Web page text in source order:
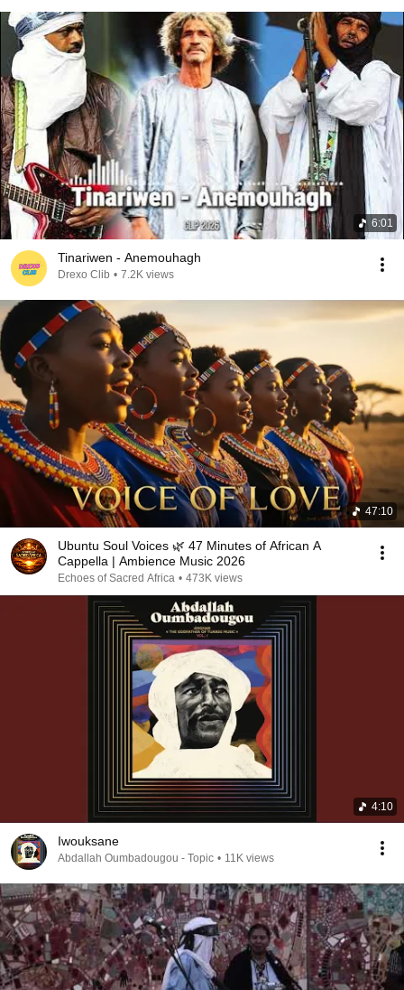
6:01
Tinariwen - Anemouhagh
Drexo Clib • 7.2K views
47:10
Ubuntu Soul Voices 🌿 47 Minutes of African A
Cappella | Ambience Music 2026
Echoes of Sacred Africa • 473K views
4:10
Iwouksane
Abdallah Oumbadougou - Topic • 11K views